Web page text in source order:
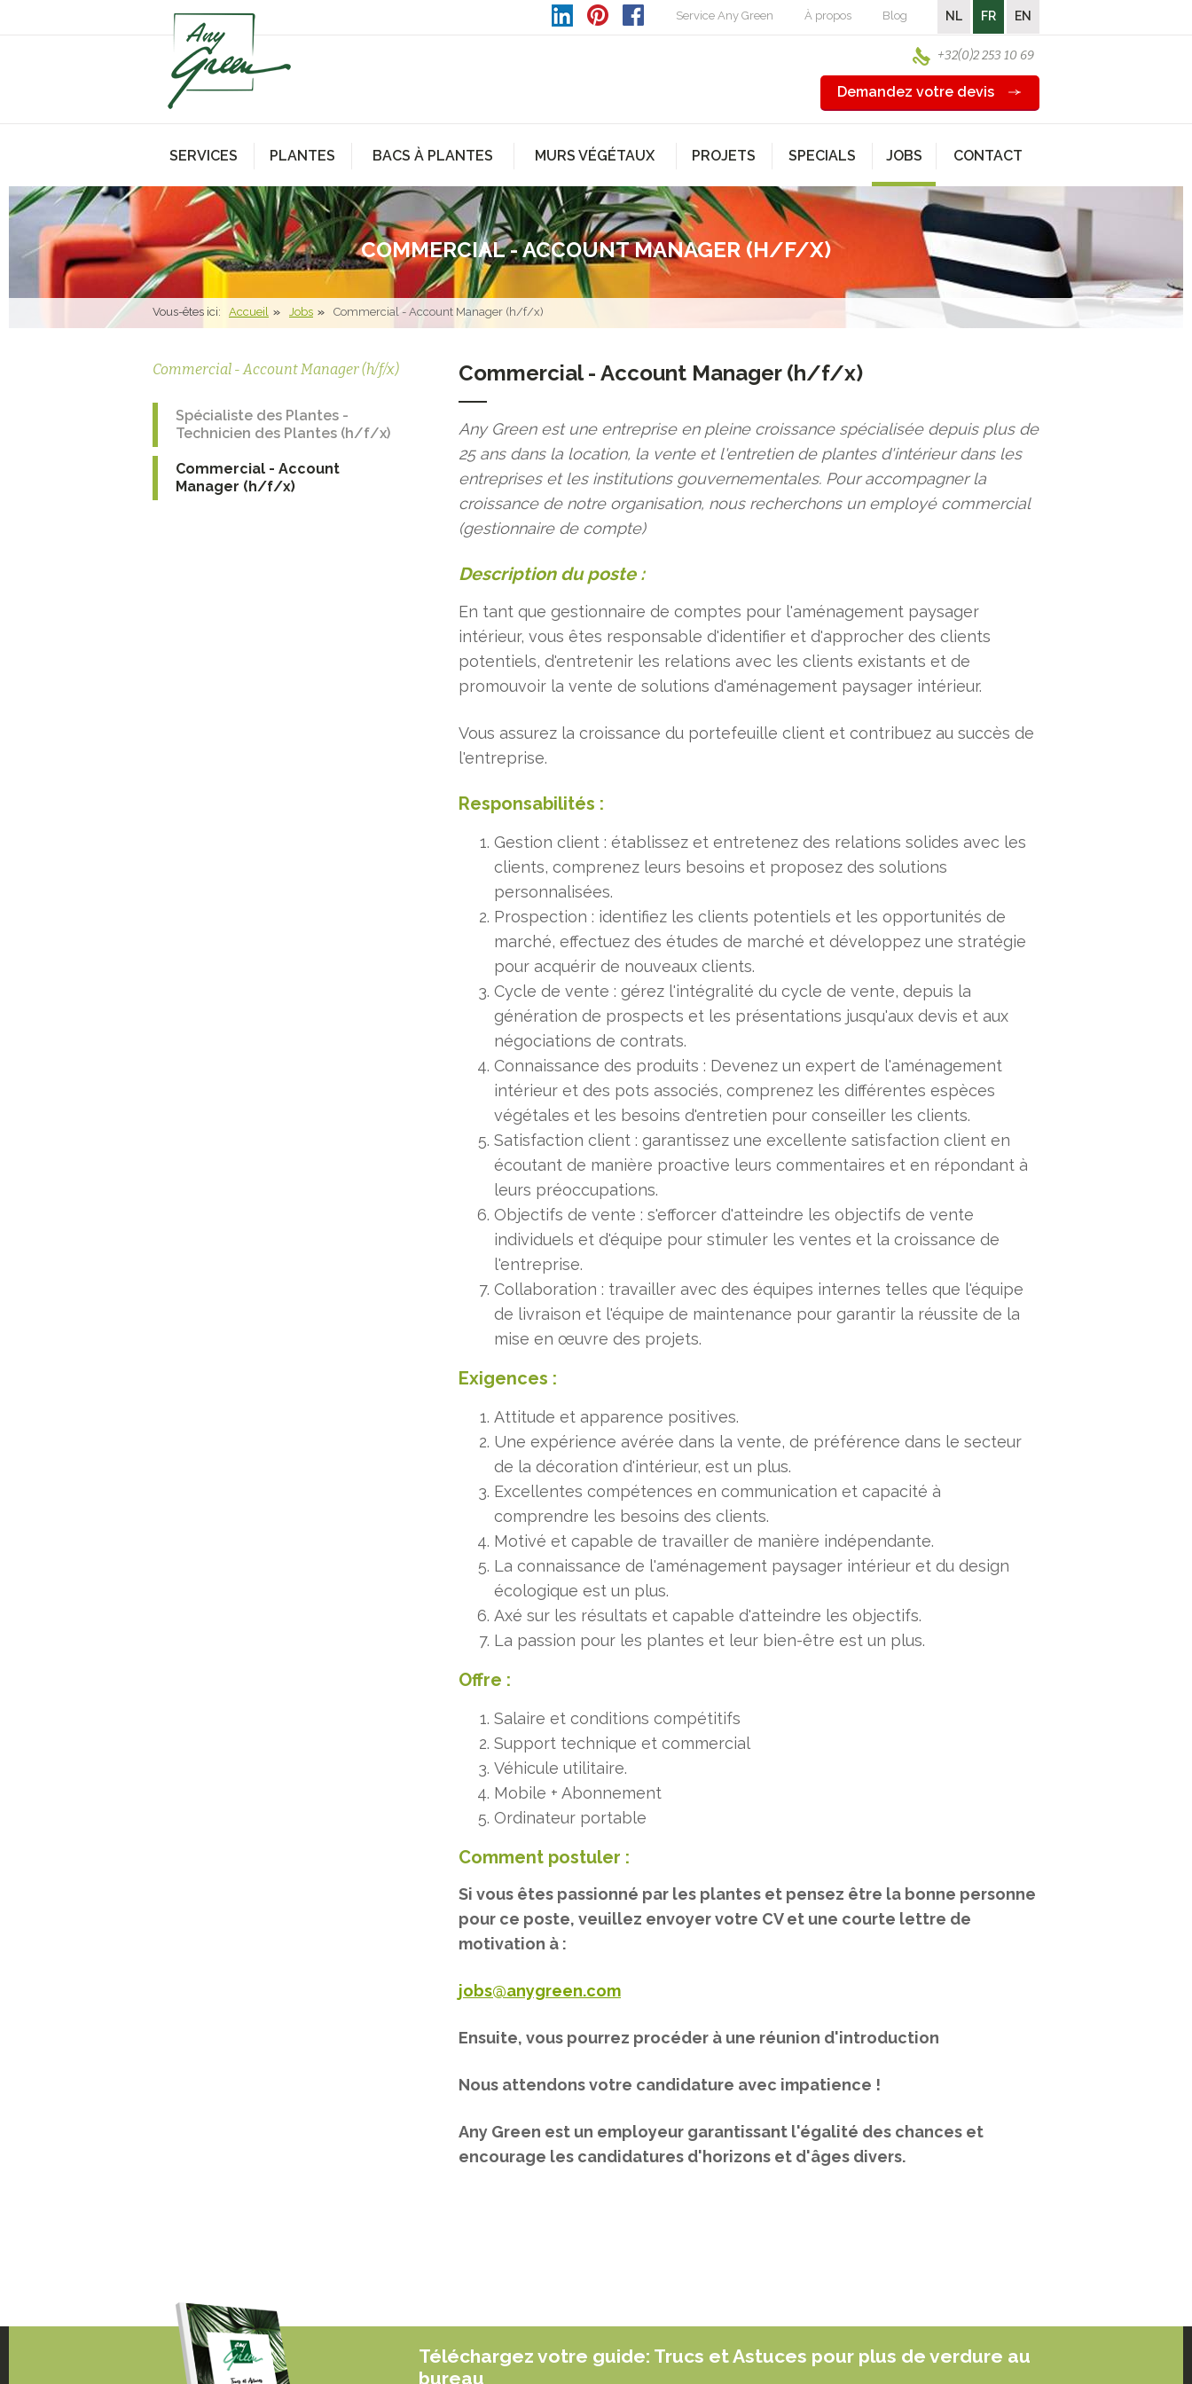
Service Any Green À propos Blog NL FR EN
+32(0)2 253 10 69
Demandez votre devis
SERVICES PLANTES BACS À PLANTES MURS VÉGÉTAUX PROJETS SPECIALS JOBS CONTACT
COMMERCIAL - ACCOUNT MANAGER (H/F/X)
Vous-êtes ici: Accueil Jobs Commercial - Account Manager (h/f/x)
Commercial - Account Manager (h/f/x)
Any Green est une entreprise en pleine croissance spécialisée depuis plus de
25 ans dans la location, la vente et l'entretien de plantes d'intérieur dans les
entreprises et les institutions gouvernementales. Pour accompagner la
croissance de notre organisation, nous recherchons un employé commercial
(gestionnaire de compte)
Description du poste :
En tant que gestionnaire de comptes pour l'aménagement paysager
intérieur, vous êtes responsable d'identifier et d'approcher des clients
potentiels, d'entretenir les relations avec les clients existants et de
promouvoir la vente de solutions d'aménagement paysager intérieur.
Vous assurez la croissance du portefeuille client et contribuez au succès de
l'entreprise.
Responsabilités :
Gestion client : établissez et entretenez des relations solides avec les
clients, comprenez leurs besoins et proposez des solutions
personnalisées.
Prospection : identifiez les clients potentiels et les opportunités de
marché, effectuez des études de marché et développez une stratégie
pour acquérir de nouveaux clients.
Cycle de vente : gérez l'intégralité du cycle de vente, depuis la
génération de prospects et les présentations jusqu'aux devis et aux
négociations de contrats.
Connaissance des produits : Devenez un expert de l'aménagement
intérieur et des pots associés, comprenez les différentes espèces
végétales et les besoins d'entretien pour conseiller les clients.
Satisfaction client : garantissez une excellente satisfaction client en
écoutant de manière proactive leurs commentaires et en répondant à
leurs préoccupations.
Objectifs de vente : s'efforcer d'atteindre les objectifs de vente
individuels et d'équipe pour stimuler les ventes et la croissance de
l'entreprise.
Collaboration : travailler avec des équipes internes telles que l'équipe
de livraison et l'équipe de maintenance pour garantir la réussite de la
mise en œuvre des projets.
Exigences :
Attitude et apparence positives.
Une expérience avérée dans la vente, de préférence dans le secteur
de la décoration d'intérieur, est un plus.
Excellentes compétences en communication et capacité à
comprendre les besoins des clients.
Motivé et capable de travailler de manière indépendante.
La connaissance de l'aménagement paysager intérieur et du design
écologique est un plus.
Axé sur les résultats et capable d'atteindre les objectifs.
La passion pour les plantes et leur bien-être est un plus.
Offre :
Salaire et conditions compétitifs
Support technique et commercial
Véhicule utilitaire.
Mobile + Abonnement
Ordinateur portable
Comment postuler :
Si vous êtes passionné par les plantes et pensez être la bonne personne
pour ce poste, veuillez envoyer votre CV et une courte lettre de
motivation à :
jobs@anygreen.com
Ensuite, vous pourrez procéder à une réunion d'introduction
Nous attendons votre candidature avec impatience !
Any Green est un employeur garantissant l'égalité des chances et
encourage les candidatures d'horizons et d'âges divers.
Commercial - Account Manager (h/f/x)
Spécialiste des Plantes -
Technicien des Plantes (h/f/x)
Commercial - Account
Manager (h/f/x)
Téléchargez votre guide: Trucs et Astuces pour plus de verdure au
bureau